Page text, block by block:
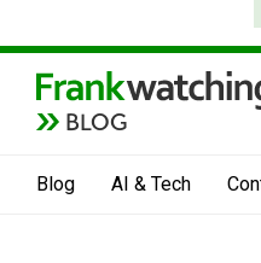
BLOG
Blog AI & Tech